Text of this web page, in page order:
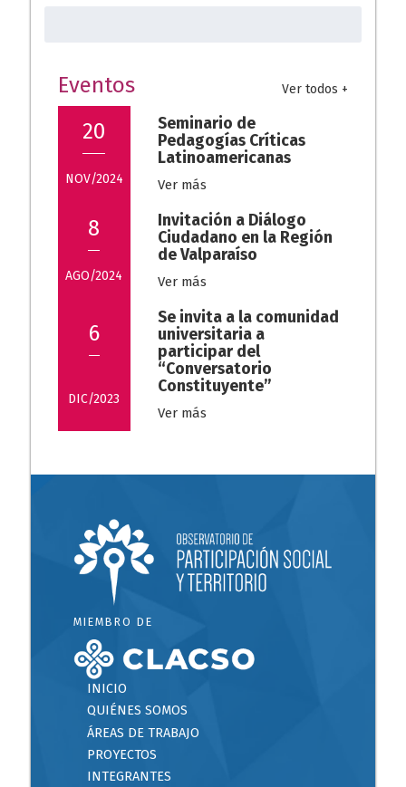
Extensión crítica»
13/07/2020
Eventos Ver todos +
20
NOV/2024
Seminario de
Pedagogías Críticas
Latinoamericanas
Ver más
8
AGO/2024
Invitación a Diálogo
Ciudadano en la Región
de Valparaíso
Ver más
6
DIC/2023
Se invita a la comunidad
universitaria a
participar del
“Conversatorio
Constituyente”
Ver más
MIEMBRO DE
INICIO
QUIÉNES SOMOS
ÁREAS DE TRABAJO
PROYECTOS
INTEGRANTES